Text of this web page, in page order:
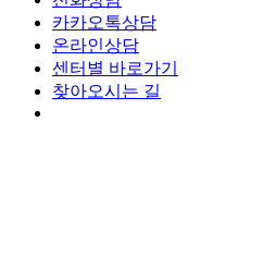
카카오톡상담
온라인상담
센터별 바로가기
찾아오시는 길